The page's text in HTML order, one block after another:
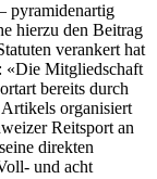
pyramidenartig
hierzu den Beitrag
verankert hat
«Die Mitgliedschaft
bereits durch
organisiert
Reitsport an
direkten
und acht